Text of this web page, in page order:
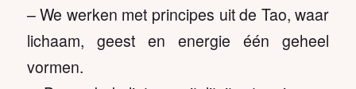
– We werken met principes uit de Tao, waar
lichaam, geest en energie één geheel
vormen.